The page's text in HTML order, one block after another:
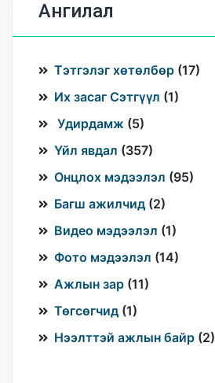
Ангилал
Тэтгэлэг хөтөлбөр (17)
Их засаг Сэтгүүл (1)
Удирдамж (5)
Үйл явдал (357)
Онцлох мэдээлэл (95)
Багш ажилчид (2)
Видео мэдээлэл (1)
Фото мэдээлэл (14)
Ажлын зар (11)
Төгсөгчид (1)
Нээлттэй ажлын байр (2)